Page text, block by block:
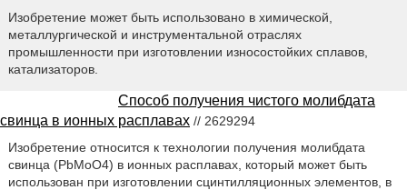
Изобретение может быть использовано в химической,
металлургической и инструментальной отраслях
промышленности при изготовлении износостойких сплавов,
катализаторов.
Способ получения чистого молибдата
свинца в ионных расплавах // 2629294
Изобретение относится к технологии получения молибдата
свинца (PbMoO4) в ионных расплавах, который может быть
использован при изготовлении сцинтилляционных элементов, в